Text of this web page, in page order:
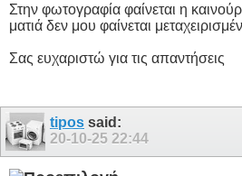
Στην φωτογραφία φαίνεται η
ματιά δεν μου φαίνεται
Σας ευχαριστώ για τις απαντήσεις
tipos said:
20-10-25 22:44